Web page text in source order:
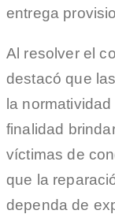
entrega
Al resolver el
destacó que
la
finalidad
víctimas de
que la
dependa de